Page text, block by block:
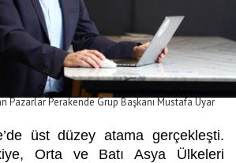
Pazarlar Perakende Grup Başkanı Mustafa Uyar
üst düzey atama gerçekleşti.
Orta ve Batı Asya Ülkeleri